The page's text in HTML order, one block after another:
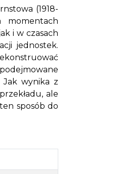
(1918-
momentach
i w czasach
jednostek.
Jak wynika z
ale
sposób do